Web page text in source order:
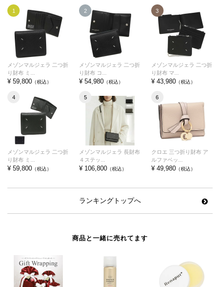
1
メゾンマルジェラ 二つ折
り財布 ミ...
¥ 59,800 （税込）
2
メゾンマルジェラ 二つ折
り財布 コ...
¥ 54,980 （税込）
3
メゾンマルジェラ 二つ折
り財布 マ...
¥ 43,980（税込）
4
メゾンマルジェラ 二つ折
り財布 ミ...
¥ 59,800 （税込）
5
メゾンマルジェラ 長財布
４ステッ...
¥ 106,800 （税込）
6
クロエ 三つ折り財布 ア
ルファベッ...
¥ 49,980（税込）
ランキングトップへ
商品と一緒に売れてます